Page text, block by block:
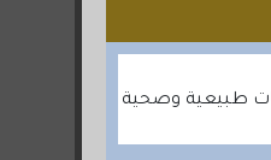
طبيعية وصحية